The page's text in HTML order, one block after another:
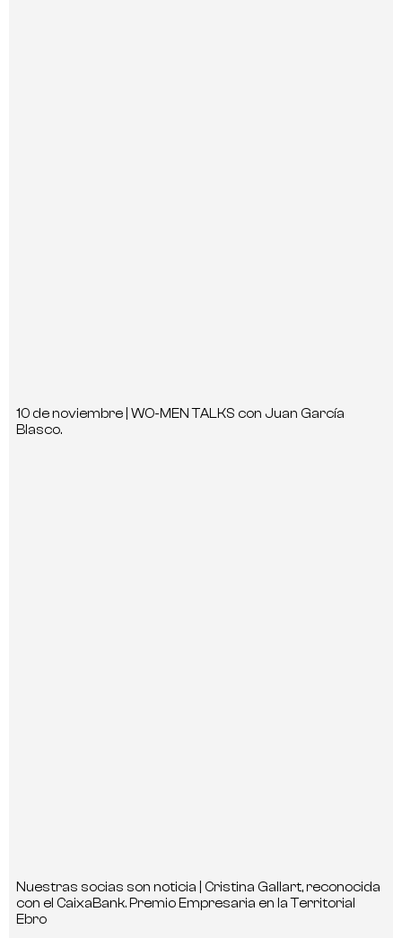
10 de noviembre | WO-MEN TALKS con Juan García
Blasco.
Nuestras socias son noticia | Cristina Gallart, reconocida
con el CaixaBank. Premio Empresaria en la Territorial
Ebro